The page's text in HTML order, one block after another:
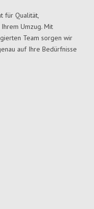
für Qualität,
Umzug. Mit
Team sorgen wir
auf Ihre Bedürfnisse